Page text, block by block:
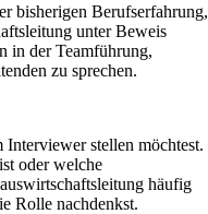
bisherigen Berufserfahrung,
unter Beweis
in der Teamführung,
zu sprechen.
Interviewer stellen möchtest.
oder welche
häufig
Rolle nachdenkst.